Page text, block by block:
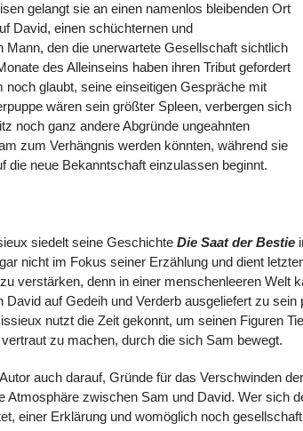
gelangt sie an einen namenlos bleibenden Ort
David, einen schüchternen und
Mann, den die unerwartete Gesellschaft sichtlich
des Alleinseins haben ihren Tribut gefordert
noch glaubt, seine einseitigen Gespräche mit
wären sein größter Spleen, verbergen sich
noch ganz andere Abgründe ungeahnten
zum Verhängnis werden könnten, während sie
die neue Bekanntschaft einzulassen beginnt.
siedelt seine Geschichte Die Saat der Bestie
nicht im Fokus seiner Erzählung und dient
verstärken, denn in einer menschenleeren Welt
David auf Gedeih und Verderb ausgeliefert zu
nutzt die Zeit gekonnt, um seinen Figuren
zu machen, durch die sich Sam bewegt.
auch darauf, Gründe für das Verschwinden
Atmosphäre zwischen Sam und David. Wer sich
einer Erklärung und womöglich noch